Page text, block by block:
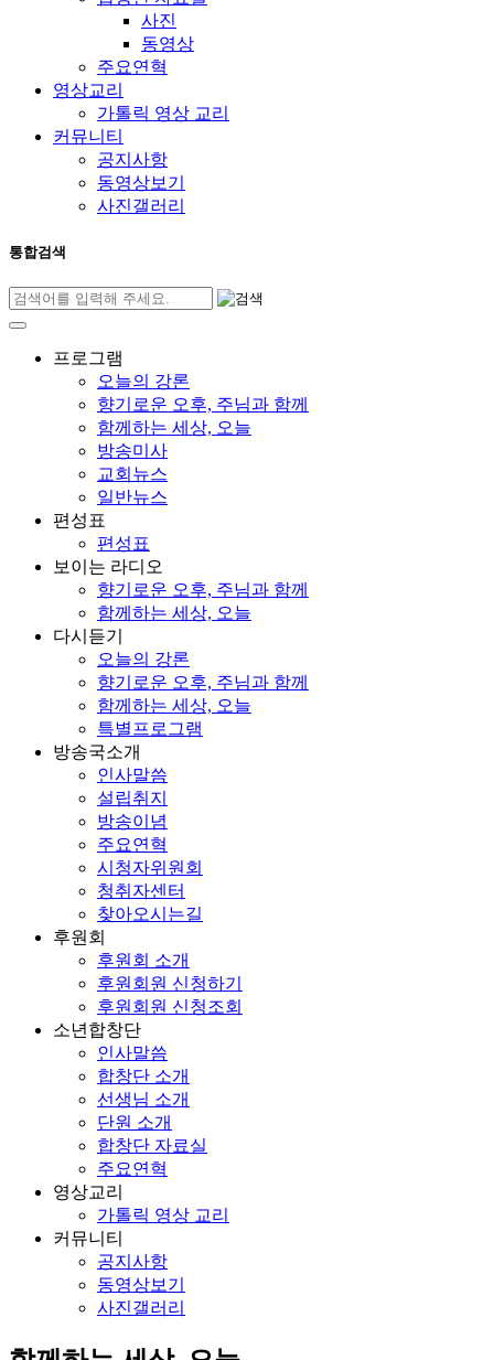
사진
동영상
주요연혁
영상교리
가톨릭 영상 교리
커뮤니티
공지사항
동영상보기
사진갤러리
통합검색
프로그램
오늘의 강론
향기로운 오후, 주님과 함께
함께하는 세상, 오늘
방송미사
교회뉴스
일반뉴스
편성표
편성표
보이는 라디오
향기로운 오후, 주님과 함께
함께하는 세상, 오늘
다시듣기
오늘의 강론
향기로운 오후, 주님과 함께
함께하는 세상, 오늘
특별프로그램
방송국소개
인사말씀
설립취지
방송이념
주요연혁
시청자위원회
청취자센터
찾아오시는길
후원회
후원회 소개
후원회원 신청하기
후원회원 신청조회
소년합창단
인사말씀
합창단 소개
선생님 소개
단원 소개
합창단 자료실
주요연혁
영상교리
가톨릭 영상 교리
커뮤니티
공지사항
동영상보기
사진갤러리